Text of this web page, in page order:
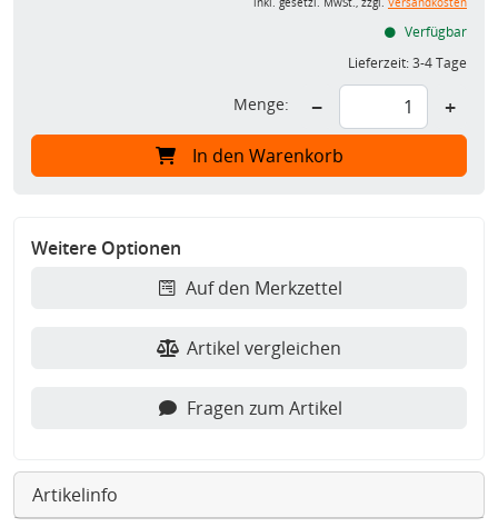
inkl. gesetzl. MwSt., zzgl. Versandkosten
Verfügbar
Lieferzeit:3-4 Tage
Menge: − +
In den Warenkorb
Weitere Optionen
Auf den Merkzettel
Artikel vergleichen
Fragen zum Artikel
Artikelinfo